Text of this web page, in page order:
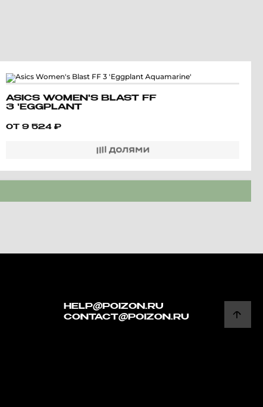
ASICS WOMEN'S BLAST FF
3 'EGGPLANT
ОТ 9 524 ₽
HELP@POIZON.RU
CONTACT@POIZON.RU